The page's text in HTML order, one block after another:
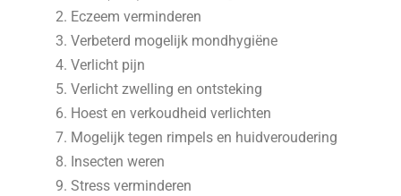
Eczeem verminderen
Verbeterd mogelijk mondhygiëne
Verlicht pijn
Verlicht zwelling en ontsteking
Hoest en verkoudheid verlichten
Mogelijk tegen rimpels en huidveroudering
Insecten weren
Stress verminderen